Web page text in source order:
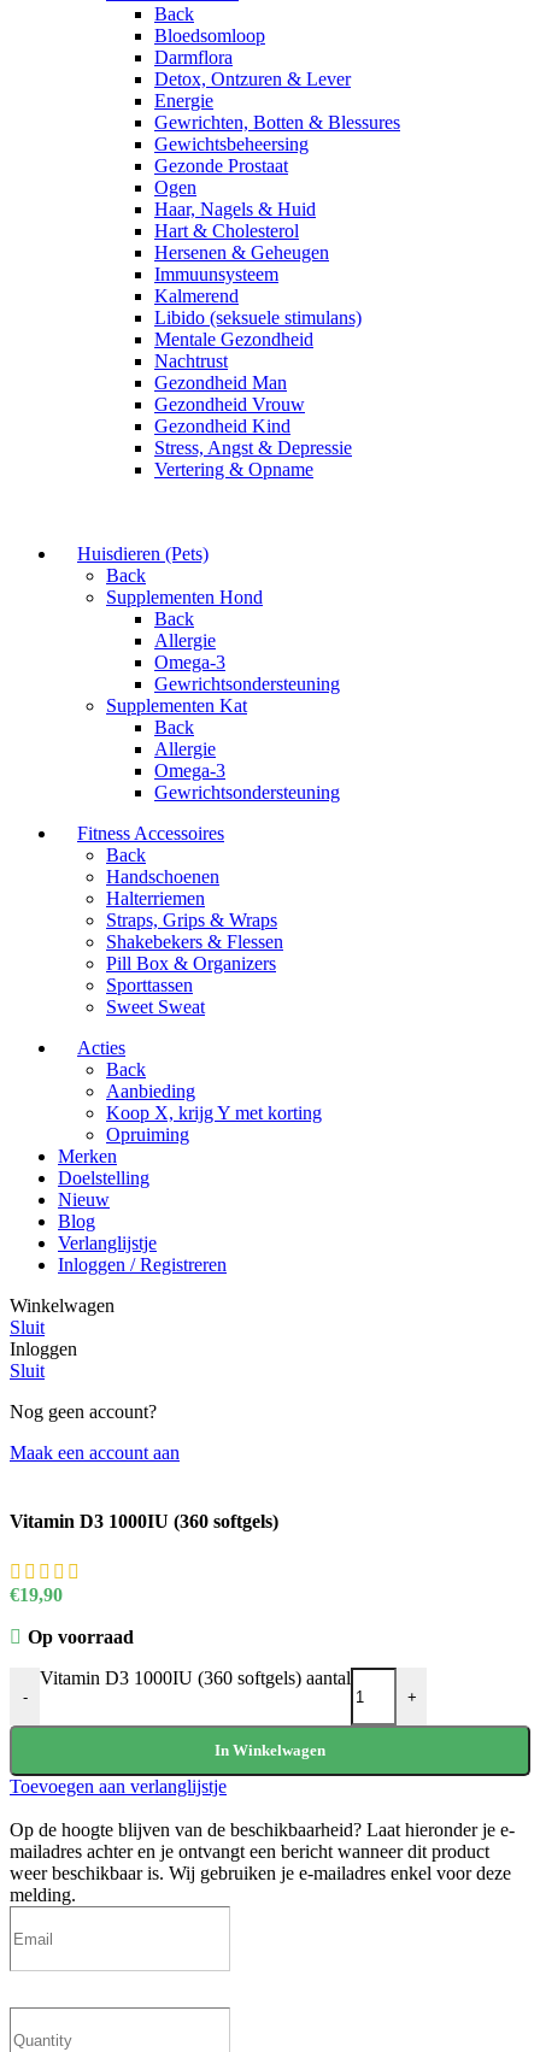
Back
Bloedsomloop
Darmflora
Detox, Ontzuren & Lever
Energie
Gewrichten, Botten & Blessures
Gewichtsbeheersing
Gezonde Prostaat
Ogen
Haar, Nagels & Huid
Hart & Cholesterol
Hersenen & Geheugen
Immuunsysteem
Kalmerend
Libido (seksuele stimulans)
Mentale Gezondheid
Nachtrust
Gezondheid Man
Gezondheid Vrouw
Gezondheid Kind
Stress, Angst & Depressie
Vertering & Opname
Huisdieren (Pets)
Back
Supplementen Hond
Back
Allergie
Omega-3
Gewrichtsondersteuning
Supplementen Kat
Back
Allergie
Omega-3
Gewrichtsondersteuning
Fitness Accessoires
Back
Handschoenen
Halterriemen
Straps, Grips & Wraps
Shakebekers & Flessen
Pill Box & Organizers
Sporttassen
Sweet Sweat
Acties
Back
Aanbieding
Koop X, krijg Y met korting
Opruiming
Merken
Doelstelling
Nieuw
Blog
Verlanglijstje
Inloggen / Registreren
Winkelwagen
Sluit
Inloggen
Sluit
Nog geen account?
Maak een account aan
Vitamin D3 1000IU (360 softgels)
€19,90
Op voorraad
-
Vitamin D3 1000IU (360 softgels) aantal
+
In Winkelwagen
Toevoegen aan verlanglijstje
Op de hoogte blijven van de beschikbaarheid? Laat hieronder je e-
mailadres achter en je ontvangt een bericht wanneer dit product
weer beschikbaar is. Wij gebruiken je e-mailadres enkel voor deze
melding.